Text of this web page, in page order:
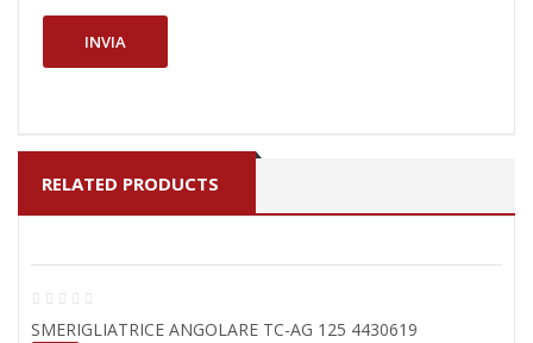
RELATED PRODUCTS
SMERIGLIATRICE ANGOLARE TC-AG 125 4430619